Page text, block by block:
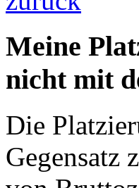
Meine
nicht mit
Die
Gegensatz